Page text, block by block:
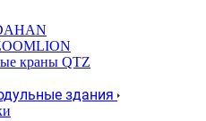
краны QTZ
здания